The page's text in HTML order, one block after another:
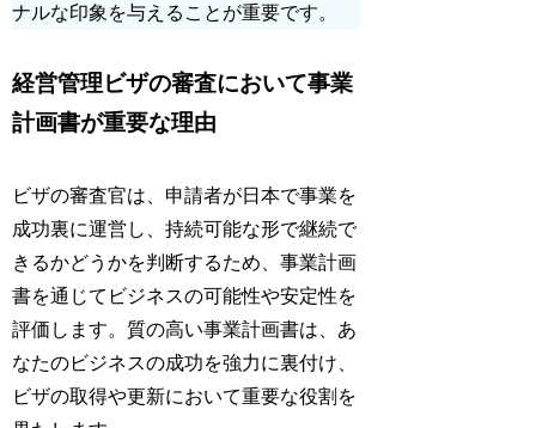
ナルな印象を与えることが重要です。
経営管理ビザの審査において事業
計画書が重要な理由
ビザの審査官は、申請者が日本で事業を
成功裏に運営し、持続可能な形で継続で
きるかどうかを判断するため、事業計画
書を通じて ビジネスの可能性や安定性を
評価します。質の高い事業計画書は、あ
なたのビジネスの成功を強力に裏付け、
ビザの取得や更新において重要な役割を